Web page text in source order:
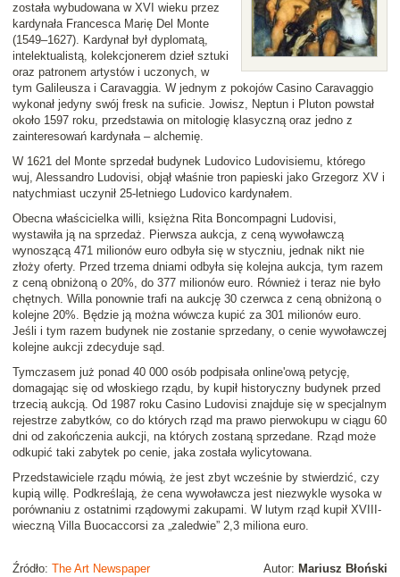
została wybudowana w XVI wieku przez
kardynała Francesca Marię Del Monte
(1549–1627). Kardynał był dyplomatą,
intelektualistą, kolekcjonerem dzieł sztuki
oraz patronem artystów i uczonych, w
tym Galileusza i Caravaggia. W jednym z pokojów Casino Caravaggio
wykonał jedyny swój fresk na suficie. Jowisz, Neptun i Pluton powstał
około 1597 roku, przedstawia on mitologię klasyczną oraz jedno z
zainteresowań kardynała – alchemię.
W 1621 del Monte sprzedał budynek Ludovico Ludovisiemu, którego
wuj, Alessandro Ludovisi, objął właśnie tron papieski jako Grzegorz XV i
natychmiast uczynił 25-letniego Ludovico kardynałem.
Obecna właścicielka willi, księżna Rita Boncompagni Ludovisi,
wystawiła ją na sprzedaż. Pierwsza aukcja, z ceną wywoławczą
wynoszącą 471 milionów euro odbyła się w styczniu, jednak nikt nie
złoży oferty. Przed trzema dniami odbyła się kolejna aukcja, tym razem
z ceną obniżoną o 20%, do 377 milionów euro. Również i teraz nie było
chętnych. Willa ponownie trafi na aukcję 30 czerwca z ceną obniżoną o
kolejne 20%. Będzie ją można wówcza kupić za 301 milionów euro.
Jeśli i tym razem budynek nie zostanie sprzedany, o cenie wywoławczej
kolejne aukcji zdecyduje sąd.
Tymczasem już ponad 40 000 osób podpisała online'ową petycję,
domagając się od włoskiego rządu, by kupił historyczny budynek przed
trzecią aukcją. Od 1987 roku Casino Ludovisi znajduje się w specjalnym
rejestrze zabytków, co do których rząd ma prawo pierwokupu w ciągu 60
dni od zakończenia aukcji, na których zostaną sprzedane. Rząd może
odkupić taki zabytek po cenie, jaka została wylicytowana.
Przedstawiciele rządu mówią, że jest zbyt wcześnie by stwierdzić, czy
kupią willę. Podkreślają, że cena wywoławcza jest niezwykle wysoka w
porównaniu z ostatnimi rządowymi zakupami. W lutym rząd kupił XVIII-
wieczną Villa Buocaccorsi za „zaledwie” 2,3 miliona euro.
Autor: Mariusz Błoński
Źródło: The Art Newspaper